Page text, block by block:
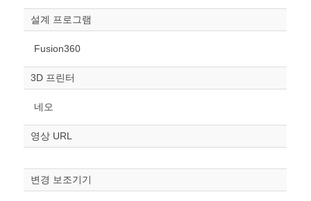
너비
높이
폭
mm
조정
설계 프로그램
Fusion360
3D 프린터
네오
영상 URL
변경 보조기기